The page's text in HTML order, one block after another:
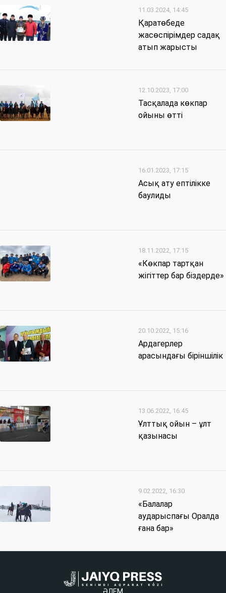
11.03.2024, 14:45
Қаратөбеде
жасөспірімдер садақ
атып жарысты
12.10.2023, 17:00
Тасқалада көкпар
ойыны өтті
16.01.2023, 17:15
Асық ату ептілікке
баулиды
18.11.2022, 17:15
«Көкпар тартқан
жігіттер бар біздерде»
20.10.2022, 15:16
Ардагерлер
арасындағы біріншілік
13.06.2022, 16:45
Ұлттық ойын – ұлт
қазынасы
9.02.2022, 16:30
«Балалар
аударыспағы Оралда
ғана бар»